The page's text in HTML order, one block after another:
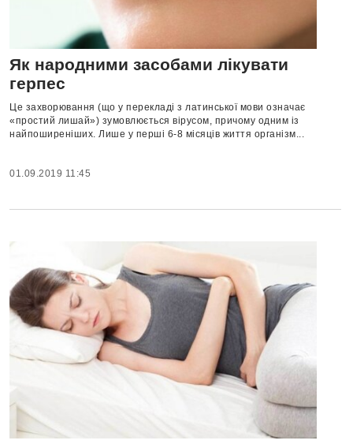
Як народними засобами лікувати
герпес
Це захворювання (що у перекладі з латинської мови означає
«простий лишай») зумовлюється вірусом, причому одним із
найпоширеніших. Лише у перші 6-8 місяців життя організм...
01.09.2019 11:45